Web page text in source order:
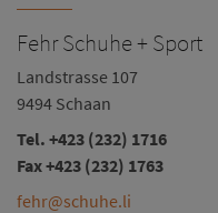
Fehr Schuhe + Sport
Landstrasse 107
9494 Schaan
Tel. +423 (232) 1716
Fax +423 (232) 1763
fehr@schuhe.li